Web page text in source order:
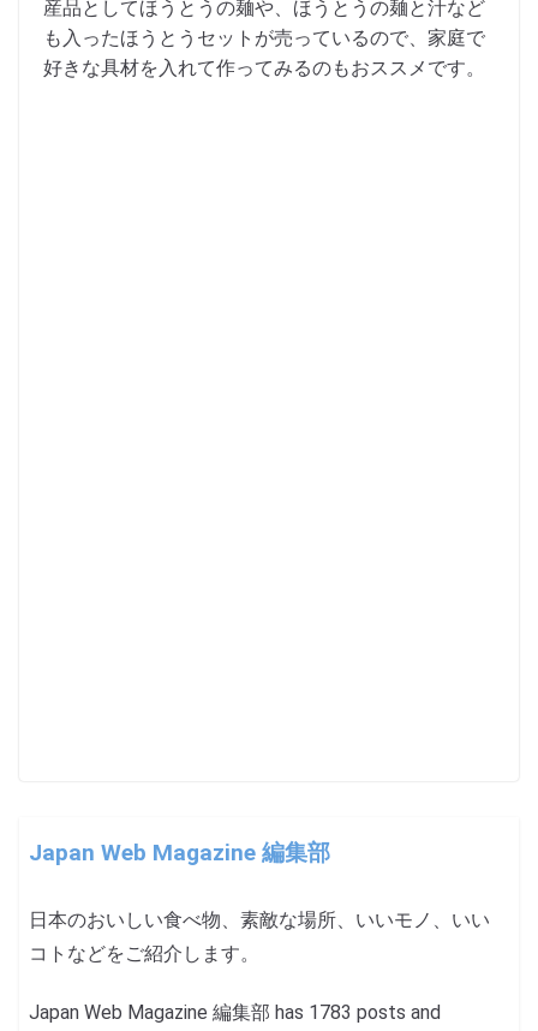
産品としてほうとうの麺や、ほうとうの麺と汁など
も入ったほうとうセットが売っているので、家庭で
好きな具材を入れて作ってみるのもおススメです。
Japan Web Magazine 編集部
日本のおいしい食べ物、素敵な場所、いいモノ、いい
コトなどをご紹介します。
Japan Web Magazine 編集部 has 1783 posts and